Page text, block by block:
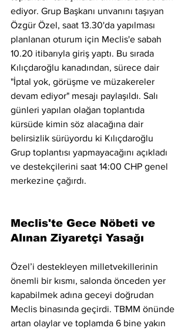
ediyor. Grup Başkanı unvanını taşıyan
Özgür Özel, saat 13.30'da yapılması
planlanan oturum için Meclis'e sabah
10.20 itibarıyla giriş yaptı. Bu sırada
Kılıçdaroğlu kanadından, sürece dair
"İptal yok, görüşme ve müzakereler
devam ediyor" mesajı paylaşıldı. Salı
günleri yapılan olağan toplantıda
kürsüde kimin söz alacağına dair
belirsizlik sürüyordu ki Kılıçdaroğlu
Grup toplantısı yapmayacağını açıkladı
ve destekçilerini saat 14:00 CHP genel
merkezine çağırdı.
Meclis'te Gece Nöbeti ve
Alınan Ziyaretçi Yasağı
Özel’i destekleyen milletvekillerinin
önemli bir kısmı, salonda önceden yer
kapabilmek adına geceyi doğrudan
Meclis binasında geçirdi. TBMM önünde
artan olaylar ve toplamda 6 bine yakın